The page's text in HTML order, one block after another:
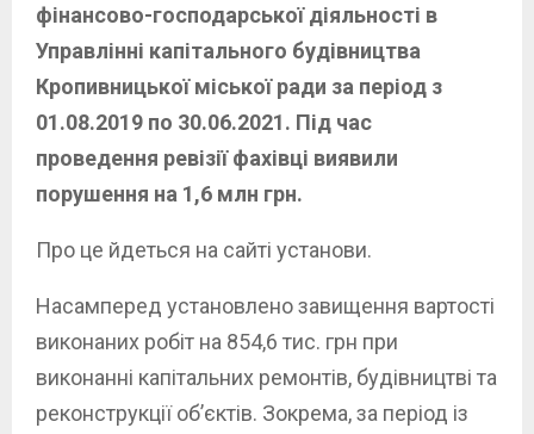
фінансово-господарської діяльності в
Управлінні капітального будівництва
Кропивницької міської ради за період з
01.08.2019 по 30.06.2021. Під час
проведення ревізії фахівці виявили
порушення на 1,6 млн грн.
Про це йдеться на сайті установи.
Насамперед установлено завищення вартості
виконаних робіт на 854,6 тис. грн при
виконанні капітальних ремонтів, будівництві та
реконструкції об’єктів. Зокрема, за період із